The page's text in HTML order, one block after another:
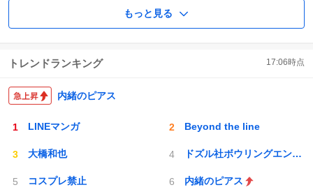
もっと見る
トレンドランキング 17:06時点
内緒のピアス
LINEマンガ Beyond the line
大橋和也 ドズル社ボウリングエンドラ討伐
コスプレ禁止 内緒のピアス